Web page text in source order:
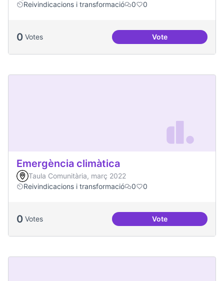
Reivindicacions i transformació
0 0
0 Votes VoteSoledat i aïllament
Emergència climàtica
Taula Comunitària, març 2022
Reivindicacions i transformació
0 0
0 Votes VoteEmergència